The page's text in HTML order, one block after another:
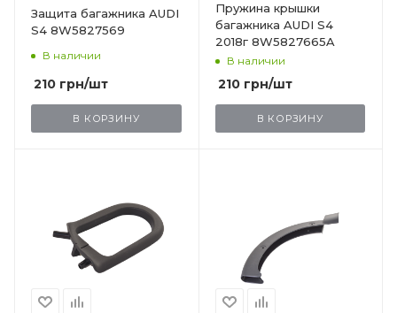
Защита багажника AUDI
S4 8W5827569
В наличии
210 грн/шт
В КОРЗИНУ
Пружина крышки
багажника AUDI S4
2018г 8W5827665A
В наличии
210грн/шт
В КОРЗИНУ